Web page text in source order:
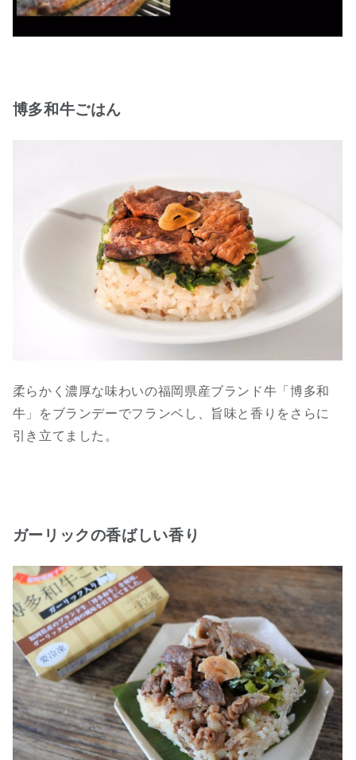
博多和牛ごはん
柔らかく濃厚な味わいの福岡県産ブランド牛「博多和
牛」をブランデーでフランベし、旨味と香りをさらに
引き立てました。
ガーリックの香ばしい香り